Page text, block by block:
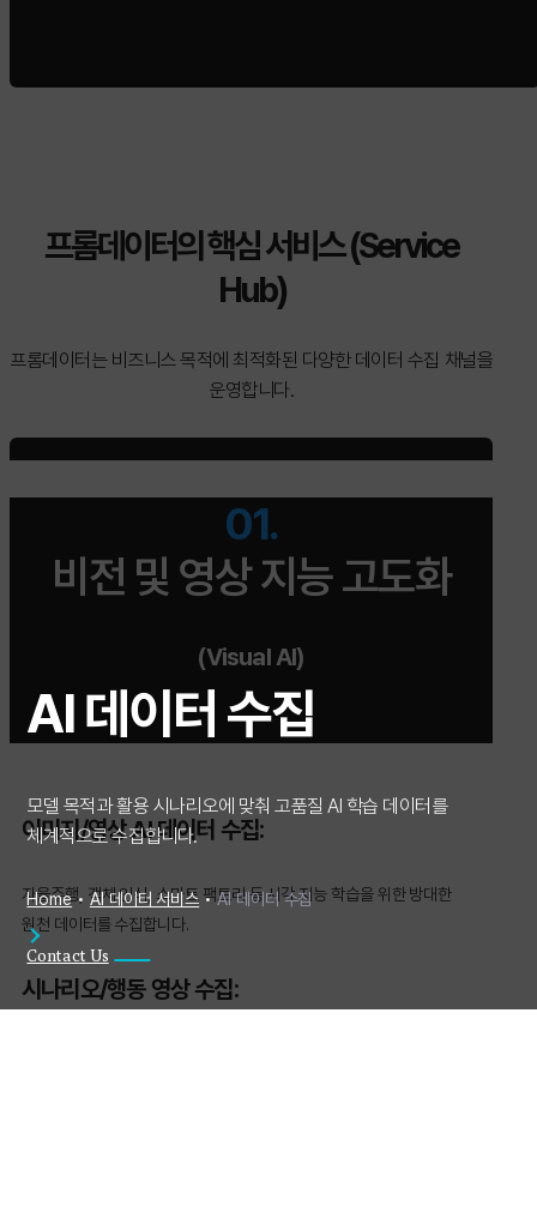
AI 데이터 수집
모델 목적과 활용 시나리오에 맞춰 고품질 AI 학습 데이터를
체계적으로 수집합니다.
Home•AI 데이터 서비스 •AI 데이터 수집
Contact Us
프롬데이터의 핵심 서비스 (Service
Hub)
프롬데이터는 비즈니스 목적에 최적화된 다양한 데이터 수집 채널을
운영합니다.
01.
비전 및 영상 지능 고도화
(Visual AI)
이미지/영상 AI 데이터 수집:
자율주행, 객체 인식, 스마트 팩토리 등 시각 지능 학습을 위한 방대한
원천 데이터를 수집합니다.
시나리오/행동 영상 수집: